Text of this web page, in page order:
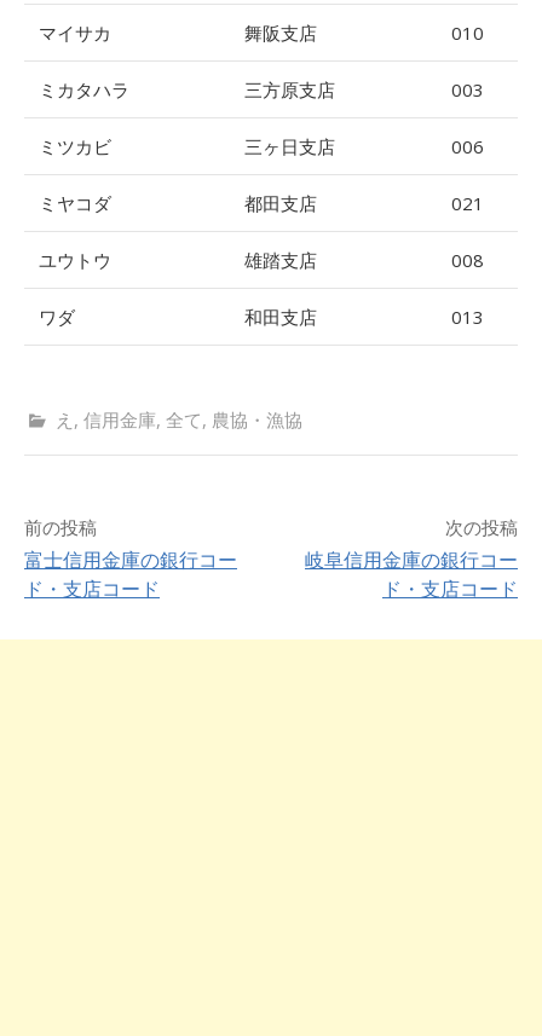
マイサカ 舞阪支店 010
ミカタハラ 三方原支店 003
ミツカビ 三ヶ日支店 006
ミヤコダ 都田支店 021
ユウトウ 雄踏支店 008
ワダ 和田支店 013
え , 信用金庫, 全て, 農協・漁協
投
稿
前の投稿
富士信用金庫の銀行コー
ド・支店コード
次の投稿
岐阜信用金庫の銀行コー
ド・支店コード